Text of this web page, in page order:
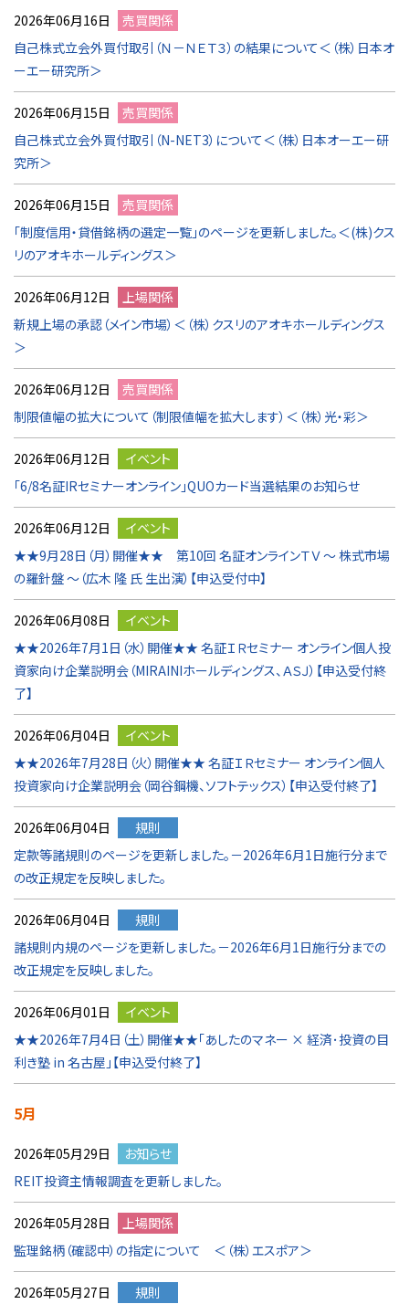
2026年06月16日
売買関係
自己株式立会外買付取引（Ｎ－ＮＥＴ３）の結果について＜（株）日本オ
ーエー研究所＞
2026年06月15日
売買関係
自己株式立会外買付取引（N-NET3）について＜（株）日本オーエー研
究所＞
2026年06月15日
売買関係
「制度信用・貸借銘柄の選定一覧」のページを更新しました。＜(株)クス
リのアオキホールディングス＞
2026年06月12日
上場関係
新規上場の承認（メイン市場）＜（株）クスリのアオキホールディングス
＞
2026年06月12日
売買関係
制限値幅の拡大について（制限値幅を拡大します）＜（株）光・彩＞
2026年06月12日
イベント
「6/8名証IRセミナーオンライン」QUOカード当選結果のお知らせ
2026年06月12日
イベント
★★9月28日（月）開催★★ 第10回 名証オンラインＴＶ ～ 株式市場
の羅針盤 ～（広木 隆 氏 生出演）【申込受付中】
2026年06月08日
イベント
★★2026年7月1日（水）開催★★ 名証ＩＲセミナー オンライン個人投
資家向け企業説明会（MIRAINIホールディングス、ＡＳＪ）【申込受付終
了】
2026年06月04日
イベント
★★2026年7月28日（火）開催★★ 名証ＩＲセミナー オンライン個人
投資家向け企業説明会（岡谷鋼機、ソフトテックス）【申込受付終了】
2026年06月04日
規則
定款等諸規則のページを更新しました。－2026年6月1日施行分まで
の改正規定を反映しました。
2026年06月04日
規則
諸規則内規のページを更新しました。－2026年6月1日施行分までの
改正規定を反映しました。
2026年06月01日
イベント
★★2026年7月4日（土）開催★★「あしたのマネー × 経済･投資の目
利き塾 in 名古屋」【申込受付終了】
5月
2026年05月29日
お知らせ
REIT投資主情報調査を更新しました。
2026年05月28日
上場関係
監理銘柄（確認中）の指定について ＜（株）エスポア＞
2026年05月27日
規則